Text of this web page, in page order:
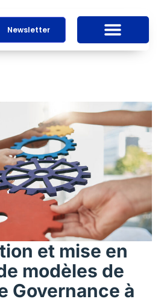
Newsletter
et mise en
modèles de
Governance à